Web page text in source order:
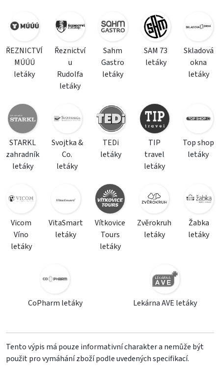
ŘEZNICTVÍ
MÚÚÚ
letáky
Řeznictví
u
Rudolfa
letáky
Sahm
Gastro
letáky
SAM 73
letáky
Skladová
okna
letáky
STARKL
zahradník
letáky
Svojtka &
Co.
letáky
TEDi
letáky
TIP
travel
letáky
Top shop
letáky
Vicom
Víno
letáky
VitaSmart
letáky
Vítkovice
Tours
letáky
Zvěrokruh
letáky
Žabka
letáky
CoPharm letáky Lekárna AVE letáky
Tento výpis má pouze informativní charakter a nemůže být
použit pro vymáhání zboží podle uvedených specifikací.